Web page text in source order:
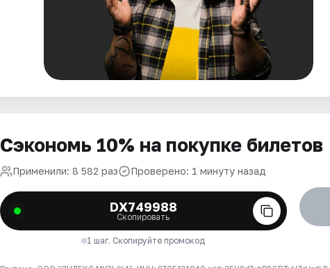
Сэкономь 10% на покупке билетов
Применили: 8 582 раз Проверено: 1 минуту назад
DX749988
Скопировать
1 шаг. Скопируйте промокод